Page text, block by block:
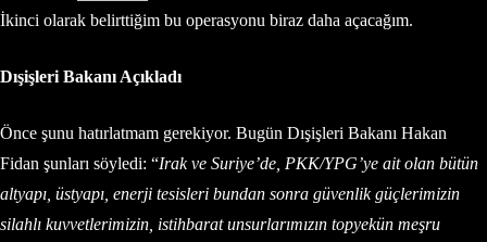
İkinci olarak belirttiğim bu operasyonu biraz daha açacağım.
Dışişleri Bakanı Açıkladı
Önce şunu hatırlatmam gerekiyor. Bugün Dışişleri Bakanı Hakan
Fidan şunları söyledi: “Irak ve Suriye’de, PKK/YPG’ye ait olan bütün
altyapı, üstyapı, enerji tesisleri bundan sonra güvenlik güçlerimizin
silahlı kuvvetlerimizin, istihbarat unsurlarımızın topyekün meşru